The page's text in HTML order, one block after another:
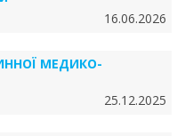
16.06.2026
МЕДИКО-
25.12.2025